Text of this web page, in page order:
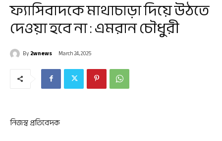
ফ্যাসিবাদকে মাথাচাড়া দিয়ে উঠতে
দেওয়া হবে না : এমরান চৌধুরী
By2wnews March 24, 2025
নিজস্ব প্রতিবেদক